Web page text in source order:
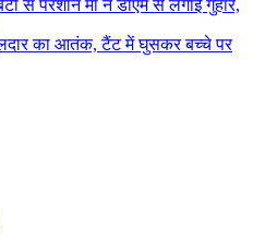
से परेशान मां ने डीएम से लगाई गुहार,
का आतंक, टैंट में घुसकर बच्चे पर